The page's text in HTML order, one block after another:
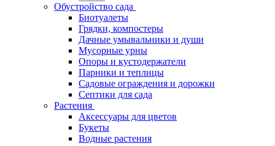
Обустройство сада
Биотуалеты
Грядки, компостеры
Дачные умывальники и души
Мусорные урны
Опоры и кустодержатели
Парники и теплицы
Садовые ограждения и дорожки
Септики для сада
Растения
Аксессуары для цветов
Букеты
Водные растения